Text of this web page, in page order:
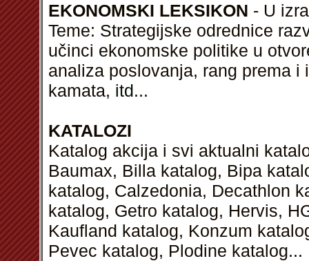
EKONOMSKI LEKSIKON - U
Teme: Strategijske odrednice
učinci ekonomske politike u
analiza poslovanja, rang prema
kamata, itd...
KATALOZI
Katalog akcija i svi aktualni
Baumax, Billa katalog, Bipa
katalog, Calzedonia, Decathlon
katalog, Getro katalog, Hervis,
Kaufland katalog, Konzum
Pevec katalog, Plodine katalog...